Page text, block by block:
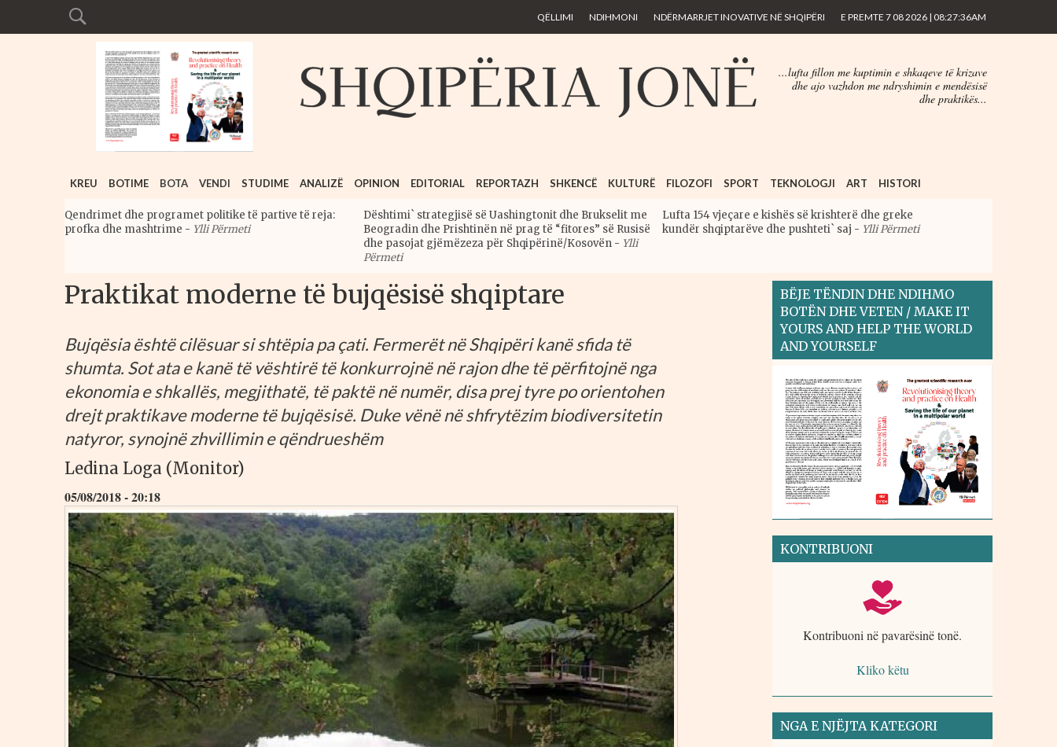
main
content
QËLLIMI NDIHMONI NDËRMARRJET INOVATIVE NË SHQIPËRI E PREMTE 7 08 2026 | 08:27:36AM
...lufta fillon me kuptimin e shkaqeve të krizave
dhe ajo vazhdon me ndryshimin e mendësisë
dhe praktikës...
KREU BOTIME BOTA VENDI STUDIME ANALIZË OPINION EDITORIAL REPORTAZH SHKENCË KULTURË FILOZOFI SPORT TEKNOLOGJI ART HISTORI
Qendrimet dhe programet politike të partive të reja:
profka dhe mashtrime - Ylli Përmeti
Dështimi` strategjisë së Uashingtonit dhe Brukselit me
Beogradin dhe Prishtinën në prag të “fitores” së Rusisë
dhe pasojat gjëmëzeza për Shqipërinë/Kosovën - Ylli
Përmeti
Lufta 154 vjeçare e kishës së krishterë dhe greke
kundër shqiptarëve dhe pushteti` saj - Ylli Përmeti
Praktikat moderne të bujqësisë shqiptare
Bujqësia është cilësuar si shtëpia pa çati. Fermerët në Shqipëri kanë sfida të
shumta. Sot ata e kanë të vështirë të konkurrojnë në rajon dhe të përfitojnë nga
ekonomia e shkallës, megjithatë, të paktë në numër, disa prej tyre po orientohen
drejt praktikave moderne të bujqësisë. Duke vënë në shfrytëzim biodiversitetin
natyror, synojnë zhvillimin e qëndrueshëm
Ledina Loga (Monitor)
05/08/2018 - 20:18
BËJE TËNDIN DHE NDIHMO
BOTËN DHE VETEN / MAKE IT
YOURS AND HELP THE WORLD
AND YOURSELF
KONTRIBUONI
Kontribuoni në pavarësinë tonë.
Kliko këtu
NGA E NJËJTA KATEGORI